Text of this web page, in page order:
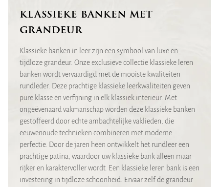
klassieke banken met
grandeur
Klassieke banken in leer zijn een symbool van luxe en
tijdloze grandeur. Onze exclusieve collectie klassieke leren
banken wordt vervaardigd met de mooiste kwaliteiten
rundleder. Deze prachtige klassieke leerkwaliteiten geven
pure klasse en verfijning in elk klassiek interieur. Met
ongeëvenaard vakmanschap worden deze klassieke banken
gestoffeerd door echte ambachtelijke vaklieden, die
eeuwenoude technieken combineren met moderne
perfectie. Door de jaren heen ontwikkelt het rundleer een
prachtige patina, waardoor uw klassieke bank alleen maar
rijker en karaktervoller wordt. Een klassieke leren bank is een
investering in tijdloze schoonheid. Ervaar zelf de grandeur